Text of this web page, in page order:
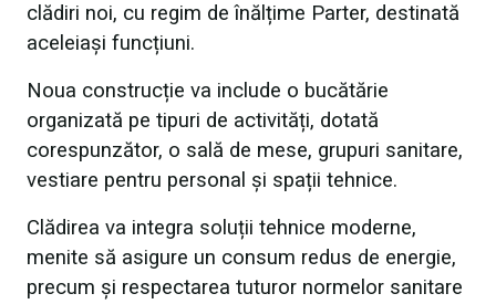
clădiri noi, cu regim de înălțime Parter, destinată
aceleiași funcțiuni.
Noua construcție va include o bucătărie
organizată pe tipuri de activități, dotată
corespunzător, o sală de mese, grupuri sanitare,
vestiare pentru personal și spații tehnice.
Clădirea va integra soluții tehnice moderne,
menite să asigure un consum redus de energie,
precum și respectarea tuturor normelor sanitare